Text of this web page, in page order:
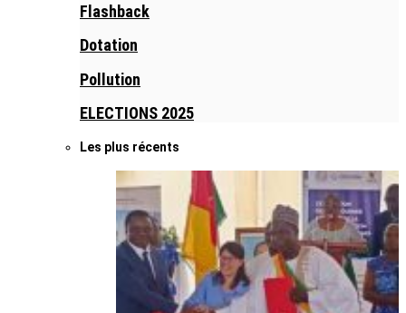
Flashback
Dotation
Pollution
ELECTIONS 2025
Les plus récents